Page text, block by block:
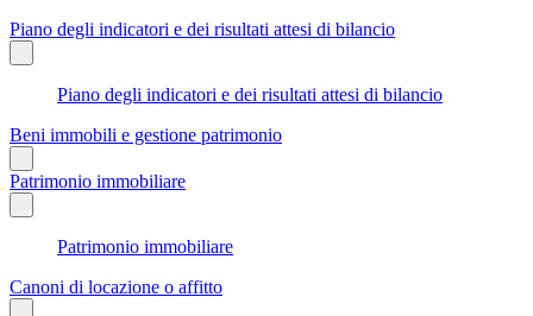
Piano degli indicatori e dei risultati attesi di bilancio
Piano degli indicatori e dei risultati attesi di bilancio
Beni immobili e gestione patrimonio
Patrimonio immobiliare
Patrimonio immobiliare
Canoni di locazione o affitto